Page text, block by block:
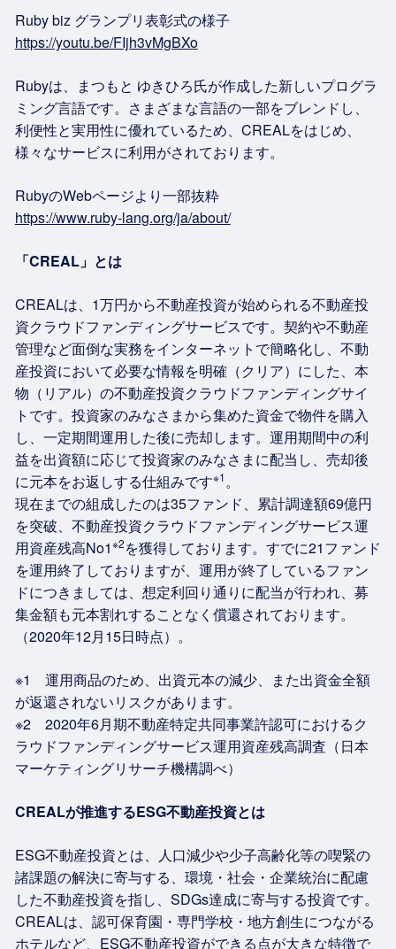
Ruby biz グランプリ表彰式の様子
https://youtu.be/FIjh3vMgBXo
Rubyは、まつもと ゆきひろ氏が作成した新しいプログラ
ミング言語です。さまざまな言語の一部をブレンドし、
利便性と実用性に優れているため、CREALをはじめ、
様々なサービスに利用がされております。
RubyのWebページより一部抜粋
https://www.ruby-lang.org/ja/about/
「CREAL」とは
CREALは、1万円から不動産投資が始められる不動産投
資クラウドファンディングサービスです。契約や不動産
管理など面倒な実務をインターネットで簡略化し、不動
産投資において必要な情報を明確（クリア）にした、本
物（リアル）の不動産投資クラウドファンディングサイ
トです。投資家のみなさまから集めた資金で物件を購入
し、一定期間運用した後に売却します。運用期間中の利
益を出資額に応じて投資家のみなさまに配当し、売却後
に元本をお返しする仕組みです※1。
現在までの組成したのは35ファンド、累計調達額69億円
を突破、不動産投資クラウドファンディングサービス運
用資産残高No1※2を獲得しております。すでに21ファンド
を運用終了しておりますが、運用が終了しているファン
ドにつきましては、想定利回り通りに配当が行われ、募
集金額も元本割れすることなく償還されております。
（2020年12月15日時点）。
※1 運用商品のため、出資元本の減少、また出資金全額
が返還されないリスクがあります。
※2 2020年6月期不動産特定共同事業許認可におけるク
ラウドファンディングサービス運用資産残高調査（日本
マーケティングリサーチ機構調べ）
CREALが推進するESG不動産投資とは
ESG不動産投資とは、人口減少や少子高齢化等の喫緊の
諸課題の解決に寄与する、環境・社会・企業統治に配慮
した不動産投資を指し、SDGs達成に寄与する投資です。
CREALは、認可保育園・専門学校・地方創生につながる
ホテルなど、ESG不動産投資ができる点が大きな特徴で